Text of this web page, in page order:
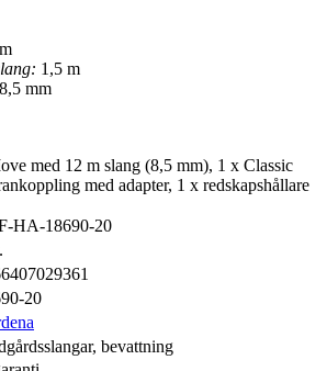
1,5 m
8,5 mm
med 12 m slang (8,5 mm), 1 x Classic
med adapter, 1 x redskapshållare
HA-18690-20
20
bevattning